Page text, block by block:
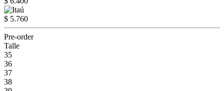
$ 5.760
Pre-order
Talle
35
36
37
38